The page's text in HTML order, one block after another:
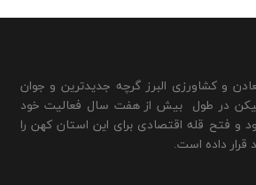
و کشاورزی البرز گرچه جدیدترین و جوان
در طول بیش از هفت سال فعالیت خود
و فتح قله اقتصادی برای این استان کهن را
قرار داده است.